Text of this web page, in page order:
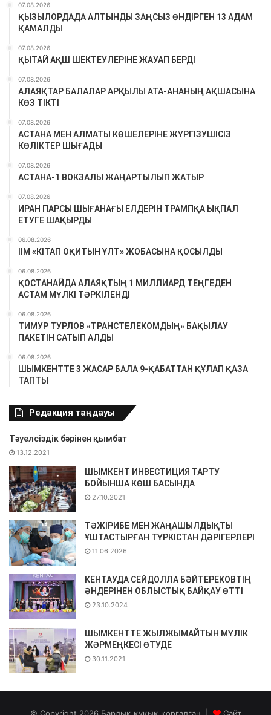
07.08.2026
ҚЫЗЫЛОРДАДА АЛТЫНДЫ ЗАҢСЫЗ ӨНДІРГЕН 13 АДАМ
ҚАМАЛДЫ
07.08.2026
ҚЫТАЙ АҚШ ШЕКТЕУЛЕРІНЕ ЖАУАП БЕРДІ
07.08.2026
АЛАЯҚТАР БАЛАЛАР АРҚЫЛЫ АТА-АНАНЫҢ АҚШАСЫНА
КӨЗ ТІКТІ
07.08.2026
АСТАНА МЕН АЛМАТЫ КӨШЕЛЕРІНЕ ЖҮРГІЗУШІСІЗ
КӨЛІКТЕР ШЫҒАДЫ
07.08.2026
АСТАНА-1 ВОКЗАЛЫ ЖАҢАРТЫЛЫП ЖАТЫР
07.08.2026
ИРАН ПАРСЫ ШЫҒАНАҒЫ ЕЛДЕРІН ТРАМПҚА ЫҚПАЛ
ЕТУГЕ ШАҚЫРДЫ
06.08.2026
ІІМ «КІТАП ОҚИТЫН ҰЛТ» ЖОБАСЫНА ҚОСЫЛДЫ
06.08.2026
ҚОСТАНАЙДА АЛАЯҚТЫҢ 1 МИЛЛИАРД ТЕҢГЕДЕН
АСТАМ МҮЛКІ ТӘРКІЛЕНДІ
06.08.2026
ТИМУР ТУРЛОВ «ТРАНСТЕЛЕКОМДЫҢ» БАҚЫЛАУ
ПАКЕТІН САТЫП АЛДЫ
06.08.2026
ШЫМКЕНТТЕ 3 ЖАСАР БАЛА 9-ҚАБАТТАН ҚҰЛАП ҚАЗА
ТАПТЫ
Редакция таңдауы
Тәуелсіздік бәрінен қымбат
13.12.2021
ШЫМКЕНТ ИНВЕСТИЦИЯ ТАРТУ
БОЙЫНША КӨШ БАСЫНДА
27.10.2021
ТӘЖІРИБЕ МЕН ЖАҢАШЫЛДЫҚТЫ
ҰШТАСТЫРҒАН ТҮРКІСТАН ДӘРІГЕРЛЕРІ
11.06.2026
КЕНТАУДА СЕЙДОЛЛА БӘЙТЕРЕКОВТІҢ
ӘНДЕРІНЕН ОБЛЫСТЫҚ БАЙҚАУ ӨТТІ
23.10.2024
ШЫМКЕНТТЕ ЖЫЛЖЫМАЙТЫН МҮЛІК
ЖӘРМЕҢКЕСІ ӨТУДЕ
30.11.2021
© Copyright 2026,Барлық құқық қорғалған | Сайт